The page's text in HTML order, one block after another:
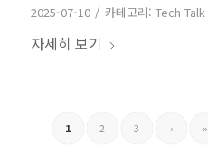
2025-07-10 / 카테고리: Tech Talk
자세히 보기
1 2 3 › »